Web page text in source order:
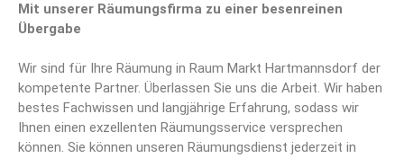
Mit unserer Räumungsfirma zu einer besenreinen
Übergabe
Wir sind für Ihre Räumung in Raum Markt Hartmannsdorf der
kompetente Partner. Überlassen Sie uns die Arbeit. Wir haben
bestes Fachwissen und langjährige Erfahrung, sodass wir
Ihnen einen exzellenten Räumungsservice versprechen
können. Sie können unseren Räumungsdienst jederzeit in